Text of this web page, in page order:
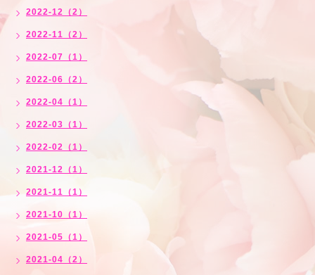
2022-12（2）
2022-11（2）
2022-07（1）
2022-06（2）
2022-04（1）
2022-03（1）
2022-02（1）
2021-12（1）
2021-11（1）
2021-10（1）
2021-05（1）
2021-04（2）